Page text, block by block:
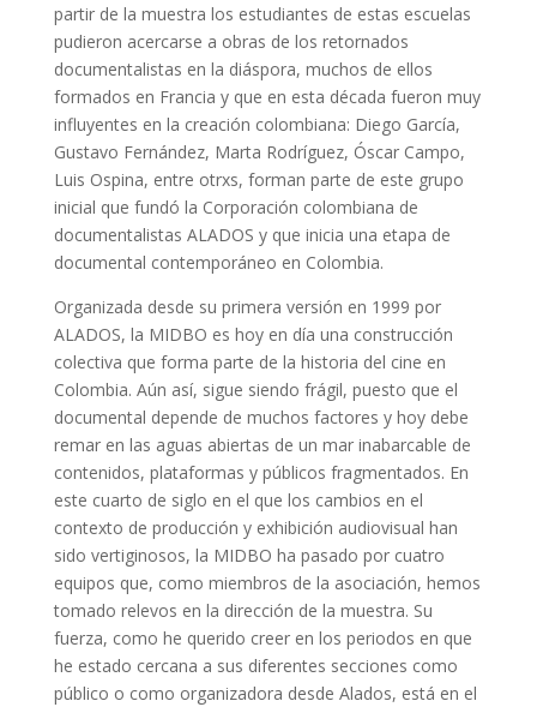
partir de la muestra los estudiantes de estas escuelas
pudieron acercarse a obras de los retornados
documentalistas en la diáspora, muchos de ellos
formados en Francia y que en esta década fueron muy
influyentes en la creación colombiana: Diego García,
Gustavo Fernández, Marta Rodríguez, Óscar Campo,
Luis Ospina, entre otrxs, forman parte de este grupo
inicial que fundó la Corporación colombiana de
documentalistas ALADOS y que inicia una etapa de
documental contemporáneo en Colombia.
Organizada desde su primera versión en 1999 por
ALADOS, la MIDBO es hoy en día una construcción
colectiva que forma parte de la historia del cine en
Colombia. Aún así, sigue siendo frágil, puesto que el
documental depende de muchos factores y hoy debe
remar en las aguas abiertas de un mar inabarcable de
contenidos, plataformas y públicos fragmentados. En
este cuarto de siglo en el que los cambios en el
contexto de producción y exhibición audiovisual han
sido vertiginosos, la MIDBO ha pasado por cuatro
equipos que, como miembros de la asociación, hemos
tomado relevos en la dirección de la muestra. Su
fuerza, como he querido creer en los periodos en que
he estado cercana a sus diferentes secciones como
público o como organizadora desde Alados, está en el